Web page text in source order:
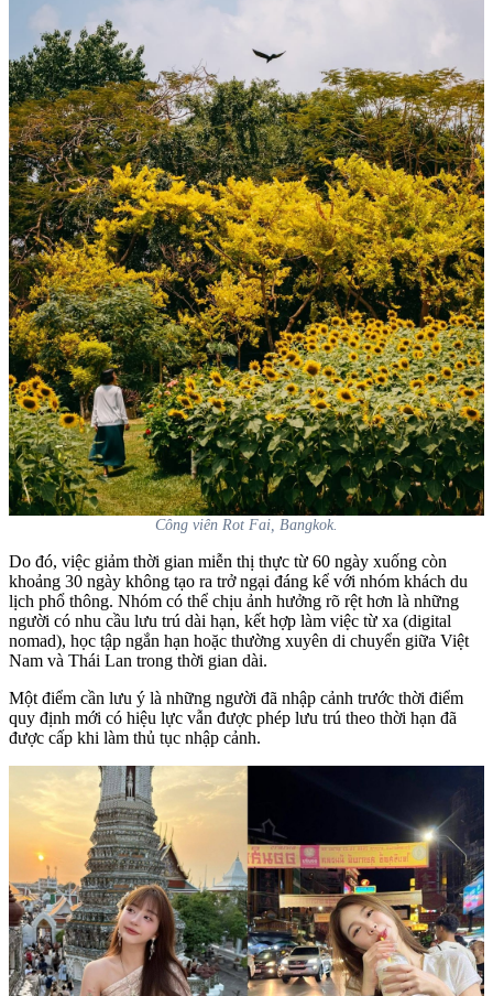
Công viên Rot Fai, Bangkok.
Do đó, việc giảm thời gian miễn thị thực từ 60 ngày xuống còn
khoảng 30 ngày không tạo ra trở ngại đáng kể với nhóm khách du
lịch phổ thông. Nhóm có thể chịu ảnh hưởng rõ rệt hơn là những
người có nhu cầu lưu trú dài hạn, kết hợp làm việc từ xa (digital
nomad), học tập ngắn hạn hoặc thường xuyên di chuyển giữa Việt
Nam và Thái Lan trong thời gian dài.
Một điểm cần lưu ý là những người đã nhập cảnh trước thời điểm
quy định mới có hiệu lực vẫn được phép lưu trú theo thời hạn đã
được cấp khi làm thủ tục nhập cảnh.